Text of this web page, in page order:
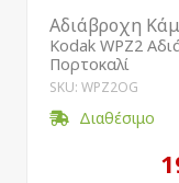
Αδιάβροχη
Kodak WPZ2
Πορτοκαλί
SKU: WPZ2OG
Διαθέσιμο